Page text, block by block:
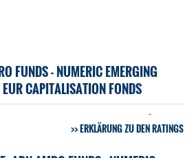
FUNDS - NUMERIC EMERGING
CAPITALISATION FONDS
-
ERKLÄRUNG ZU DEN RATINGS